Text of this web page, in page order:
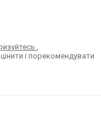
і порекомендувати